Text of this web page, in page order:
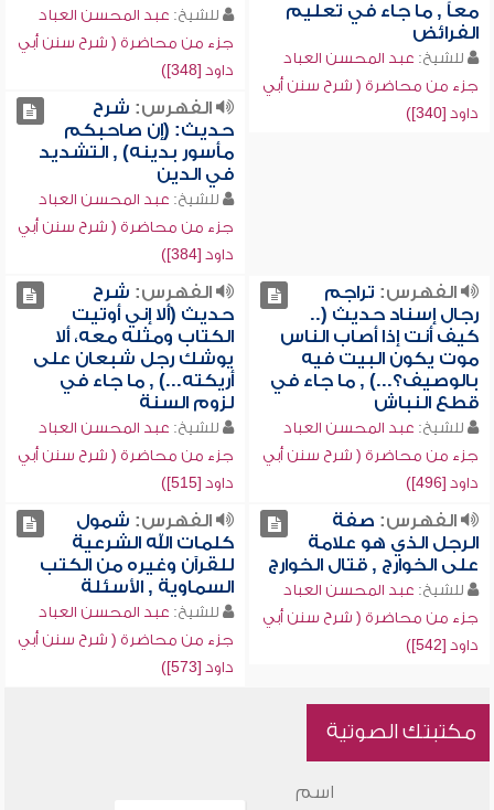
معاً , ما جاء في تعليم
الفرائض
للشيخ: عبد المحسن العباد
جزء من محاضرة ( شرح سنن أبي
داود [340])
للشيخ: عبد المحسن العباد
جزء من محاضرة ( شرح سنن أبي
داود [348])
الفهرس: شرح
حديث: (إن صاحبكم
مأسور بدينه) , التشديد
في الدين
للشيخ: عبد المحسن العباد
جزء من محاضرة ( شرح سنن أبي
داود [384])
الفهرس: تراجم
رجال إسناد حديث (..
كيف أنت إذا أصاب الناس
موت يكون البيت فيه
بالوصيف؟...) , ما جاء في
قطع النباش
للشيخ: عبد المحسن العباد
جزء من محاضرة ( شرح سنن أبي
داود [496])
الفهرس: شرح
حديث (ألا إني أوتيت
الكتاب ومثله معه، ألا
يوشك رجل شبعان على
أريكته...) , ما جاء في
لزوم السنة
للشيخ: عبد المحسن العباد
جزء من محاضرة ( شرح سنن أبي
داود [515])
الفهرس: صفة
الرجل الذي هو علامة
على الخوارج , قتال الخوارج
للشيخ: عبد المحسن العباد
جزء من محاضرة ( شرح سنن أبي
داود [542])
الفهرس: شمول
كلمات الله الشرعية
للقرآن وغيره من الكتب
السماوية , الأسئلة
للشيخ: عبد المحسن العباد
جزء من محاضرة ( شرح سنن أبي
داود [573])
مكتبتك الصوتية
اسم